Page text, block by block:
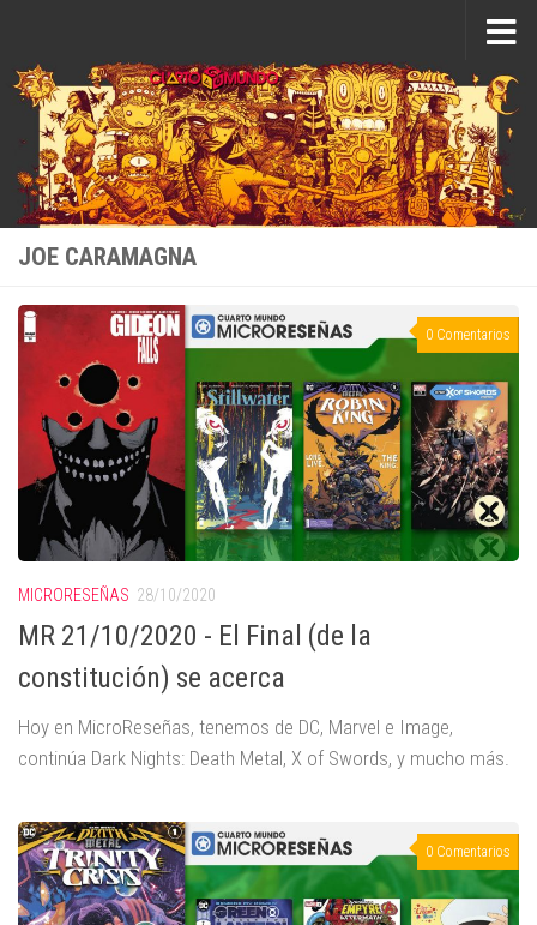
JOE CARAMAGNA
0 Comentarios
MICRORESEÑAS 28/10/2020
MR 21/10/2020 - El Final (de la
constitución) se acerca
Hoy en MicroReseñas, tenemos de DC, Marvel e Image,
continúa Dark Nights: Death Metal, X of Swords, y mucho más.
0 Comentarios